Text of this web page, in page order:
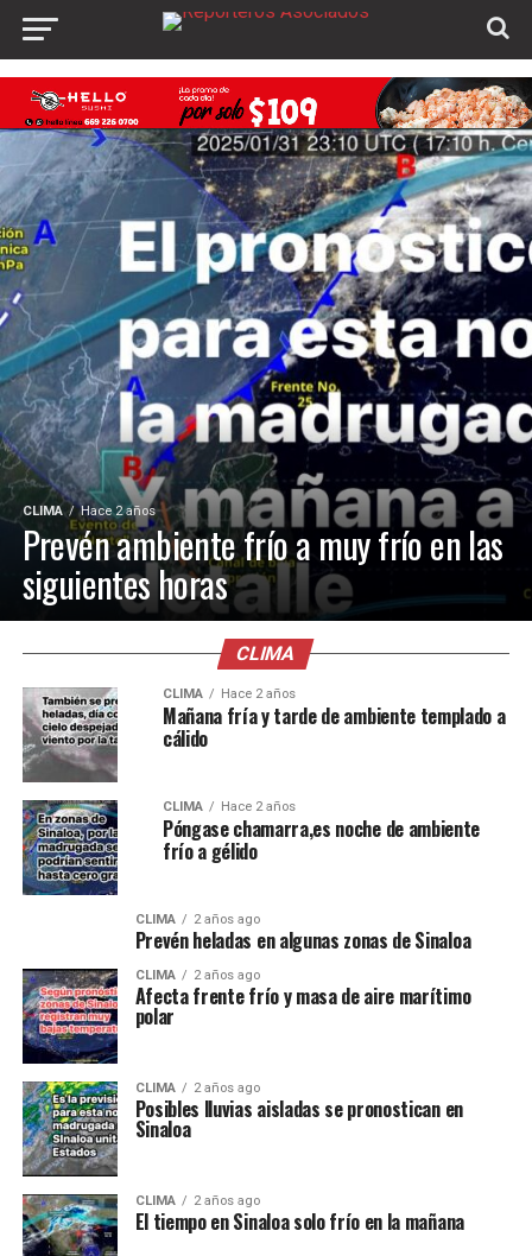
CLIMA Hace 2 años
Prevén ambiente frío a muy frío en las
siguientes horas
CLIMA
CLIMA Hace 2 años
Mañana fría y tarde de ambiente templado a
cálido
CLIMA Hace 2 años
Póngase chamarra,es noche de ambiente
frío a gélido
CLIMA 2 años ago
Prevén heladas en algunas zonas de Sinaloa
CLIMA 2 años ago
Afecta frente frío y masa de aire marítimo
polar
CLIMA 2 años ago
Posibles lluvias aisladas se pronostican en
Sinaloa
CLIMA 2 años ago
El tiempo en Sinaloa solo frío en la mañana